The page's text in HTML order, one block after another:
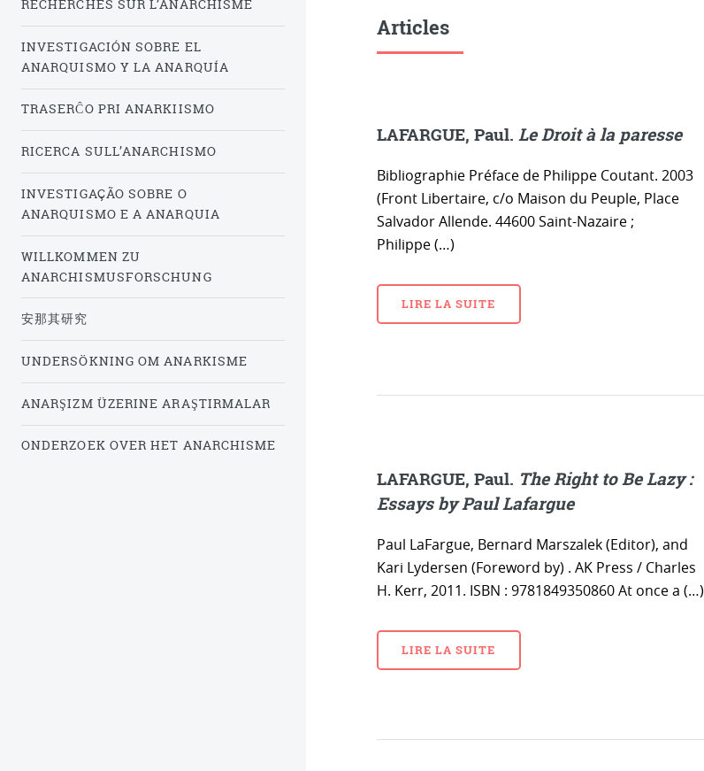
Articles
LAFARGUE, Paul. Le Droit à la paresse
Bibliographie Préface de Philippe Coutant. 2003
(Front Libertaire, c/o Maison du Peuple, Place
Salvador Allende. 44600 Saint-Nazaire ;
Philippe (…)
LIRE LA SUITE
LAFARGUE, Paul. The Right to Be Lazy :
Essays by Paul Lafargue
Paul LaFargue, Bernard Marszalek (Editor), and
Kari Lydersen (Foreword by) . AK Press / Charles
H. Kerr, 2011. ISBN : 9781849350860 At once a (…)
LIRE LA SUITE
RECHERCHES SUR L’ANARCHISME
INVESTIGACIÓN SOBRE EL
ANARQUISMO Y LA ANARQUÍA
TRASERĈO PRI ANARKIISMO
RICERCA SULL’ANARCHISMO
INVESTIGAÇÃO SOBRE O
ANARQUISMO E A ANARQUIA
WILLKOMMEN ZU
ANARCHISMUSFORSCHUNG
安那其研究
UNDERSÖKNING OM ANARKISME
ANARŞIZM ÜZERINE ARAŞTIRMALAR
ONDERZOEK OVER HET ANARCHISME